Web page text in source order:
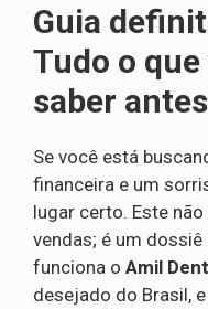
Guia
Tudo o
saber
Se você está
financeira e um
lugar certo. Este
vendas; é um
funciona o Amil
desejado do Brasil,